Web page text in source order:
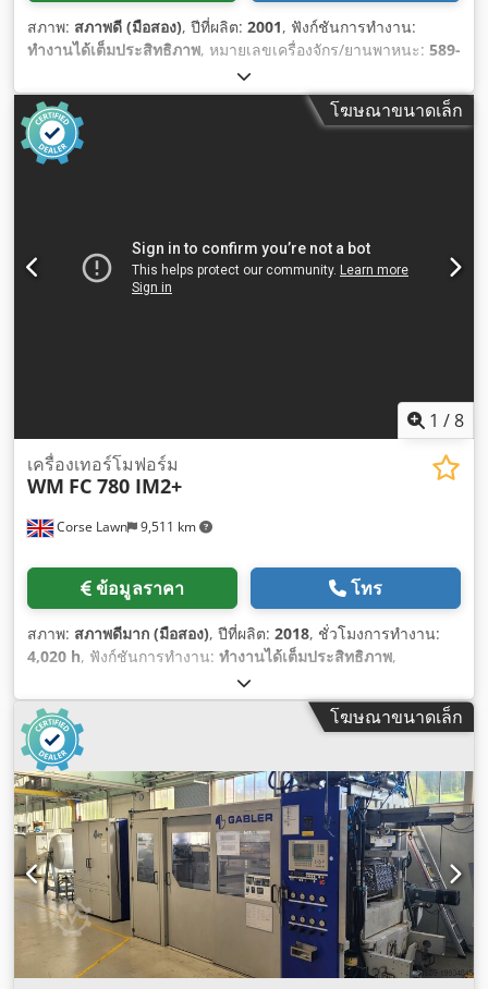
สภาพ: สภาพดี (มือสอง), ปีที่ผลิต: 2001, ฟังก์ชันการทำงาน:
ทำงานได้เต็มประสิทธิภาพ, หมายเลขเครื่องจักร/ยานพาหนะ: 589-
โฆษณาขนาดเล็ก
1 /8
Corse Lawn 9,511 km
เครื่องเทอร์โมฟอร์ม
WM FC 780 IM2+
ข้อมูลราคา โทร
สภาพ: สภาพดีมาก (มือสอง), ปีที่ผลิต: 2018, ชั่วโมงการทำงาน:
4,020 h, ฟังก์ชันการทำงาน: ทำงานได้เต็มประสิทธิภาพ,
โฆษณาขนาดเล็ก